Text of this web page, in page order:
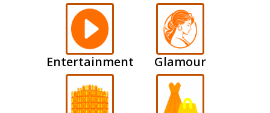
Entertainment Glamour